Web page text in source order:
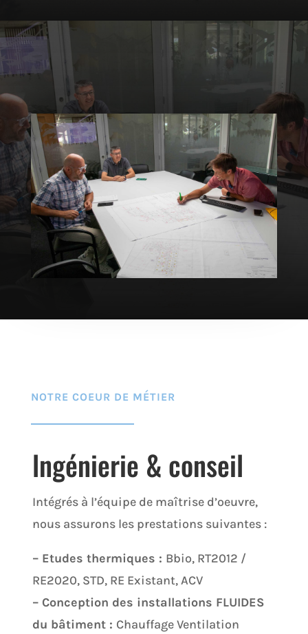
NOTRE COEUR DE MÉTIER
lngénierie & conseil
Intégrés à l’équipe de maîtrise d’oeuvre,
nous assurons les prestations suivantes :
– Etudes thermiques : Bbio, RT2012 /
RE2020, STD, RE Existant, ACV
– Conception des installations FLUIDES
du bâtiment : Chauffage Ventilation